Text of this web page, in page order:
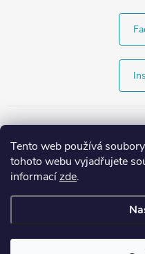
Tento web používá
tohoto webu vyjadřujete
informacízde.
Copyright 2026